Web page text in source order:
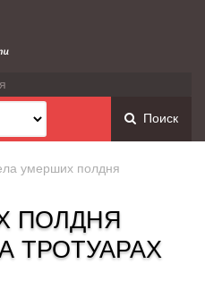
Поиск
умерших полдня
ПОЛДНЯ
ТРОТУАРАХ